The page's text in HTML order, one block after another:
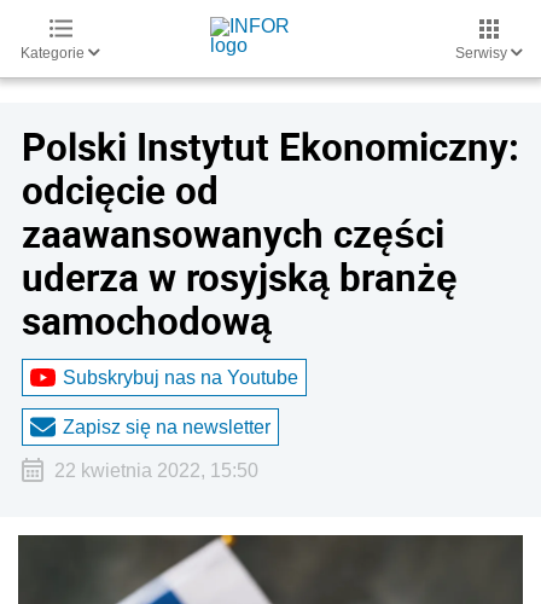
Kategorie Serwisy
Polski Instytut Ekonomiczny:
odcięcie od
zaawansowanych części
uderza w rosyjską branżę
samochodową
Subskrybuj nas na Youtube
Zapisz się na newsletter
22 kwietnia 2022, 15:50